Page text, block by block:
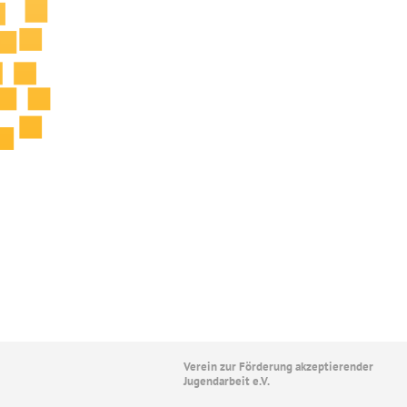
Verein zur Förderung akzeptierender
Jugendarbeit e.V.